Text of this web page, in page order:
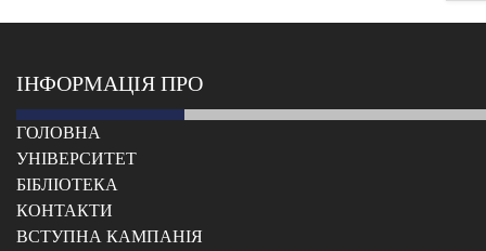
ІНФОРМАЦІЯ ПРО
ГОЛОВНА
УНІВЕРСИТЕТ
БІБЛІОТЕКА
КОНТАКТИ
ВСТУПНА КАМПАНІЯ